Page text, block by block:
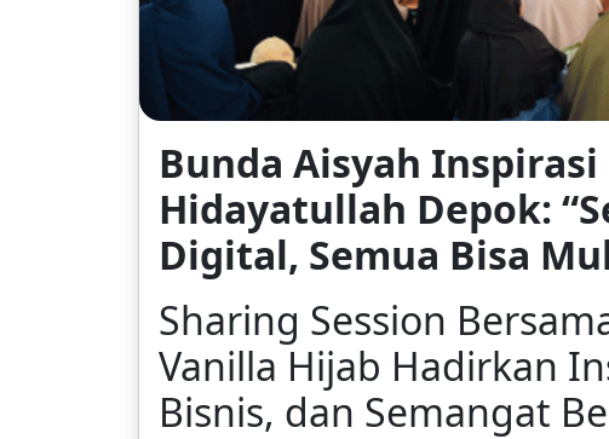
Bunda Aisyah
Hidayatullah Depok:
Digital, Semua Bisa
Sharing Session
Vanilla Hijab Hadirkan
Bisnis, dan Semangat